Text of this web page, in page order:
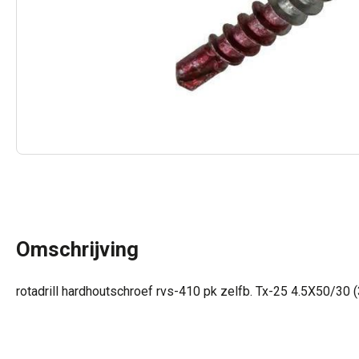
Omschrijving
rotadrill hardhoutschroef rvs-410 pk zelfb. Tx-25 4.5X50/30